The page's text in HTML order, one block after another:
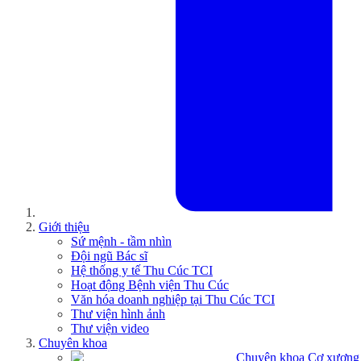
Giới thiệu
Sứ mệnh - tầm nhìn
Đội ngũ Bác sĩ
Hệ thống y tế Thu Cúc TCI
Hoạt động Bệnh viện Thu Cúc
Văn hóa doanh nghiệp tại Thu Cúc TCI
Thư viện hình ảnh
Thư viện video
Chuyên khoa
Chuyên khoa Cơ